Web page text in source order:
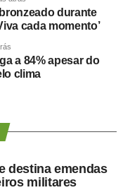
construída e
inclusive com
pessoas
empenhada e
por quem pretende
durante
cada momento’
a 84% apesar do
clima
destina emendas
militares